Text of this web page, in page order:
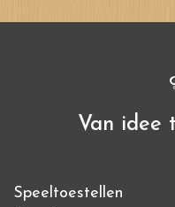
Van idee
Speeltoestellen